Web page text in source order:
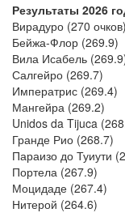
Результаты 2026
Вирадуро (270 очков)
Бейжа-Флор (269.9)
Вила Исабель
Салгейро (269.7)
Императрис (269.4)
Мангейра (269.2)
Unidos da Tijuca
Гранде Рио (268.7)
Параизо до Туиути
Портела (267.9)
Моцидаде (267.4)
Нитерой (264.6)